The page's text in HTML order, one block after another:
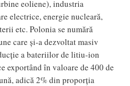
eoliene), industria
electrice, energie nucleară,
etc. Polonia se numără
care şi-a dezvoltat masiv
a bateriilor de litiu-ion
exportând în valoare de 400 de
adică 2% din proporţia